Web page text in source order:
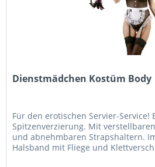
Dienstmädchen Kostüm Body
Für den erotischen Servier-Service!
Spitzenverzierung. Mit
und abnehmbaren Strapshaltern.
Halsband mit Fliege und